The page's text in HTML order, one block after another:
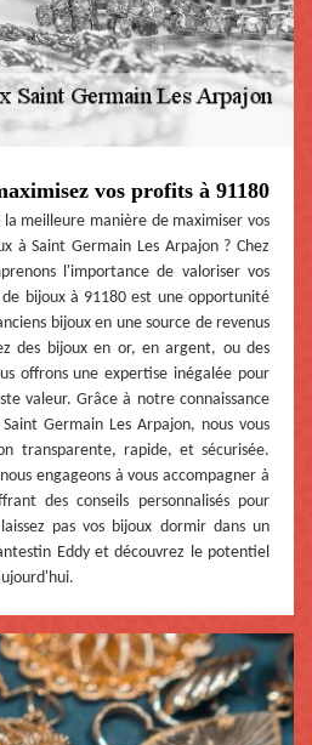
vos profits à 91180
meilleure manière de maximiser vos
à Saint Germain Les Arpajon ? Chez
l'importance de valoriser vos
bijoux à 91180 est une opportunité
bijoux en une source de revenus
des bijoux en or, en argent, ou des
offrons une expertise inégalée pour
valeur. Grâce à notre connaissance
Germain Les Arpajon, nous vous
transparente, rapide, et sécurisée.
engageons à vous accompagner à
des conseils personnalisés pour
pas vos bijoux dormir dans un
Eddy et découvrez le potentiel